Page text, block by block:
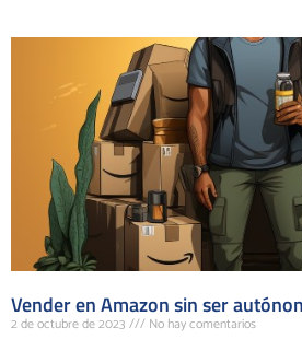
Vender en Amazon sin ser
2 de octubre de 2023
No hay comentarios